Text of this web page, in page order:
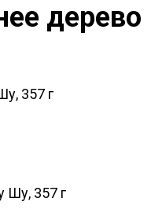
дерево
357 г